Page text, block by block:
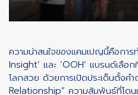
ความน่าสนใจของแคมเปญนี้คือการ
Insight’ และ ‘OOH’ แบรนด์เลือ
โลกสวย ด้วยการเปิดประเด็นตั้งค
Relationship” ความสัมพันธ์ที่โดน